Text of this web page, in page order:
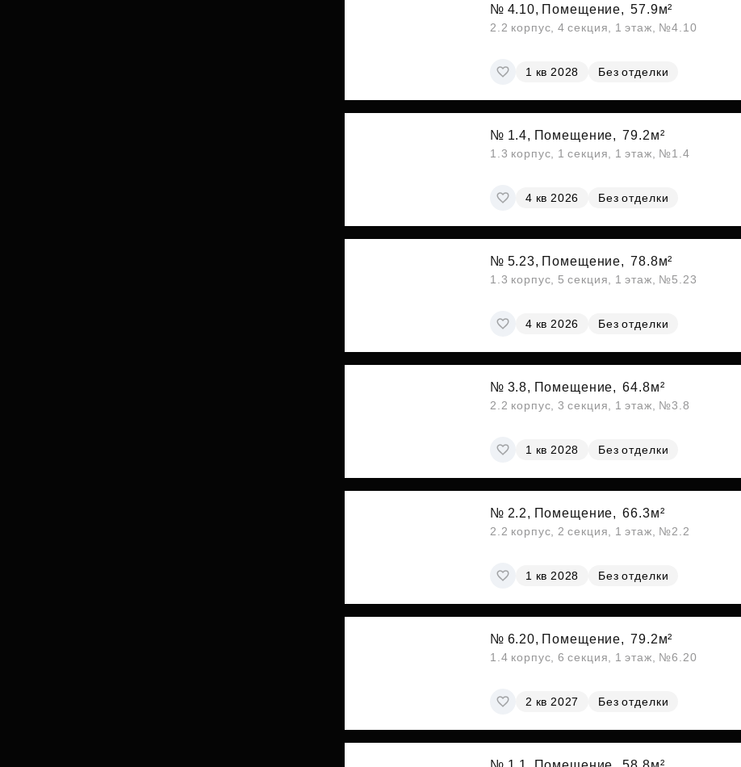
№ 4.10, Помещение, 57.9м²
2.2 корпус, 4 секция, 1 этаж, №4.10
1 кв 2028 Без отделки
№ 1.4, Помещение, 79.2м²
1.3 корпус, 1 секция, 1 этаж, №1.4
4 кв 2026 Без отделки
№ 5.23, Помещение, 78.8м²
1.3 корпус, 5 секция, 1 этаж, №5.23
4 кв 2026 Без отделки
№ 3.8, Помещение, 64.8м²
2.2 корпус, 3 секция, 1 этаж, №3.8
1 кв 2028 Без отделки
№ 2.2, Помещение, 66.3м²
2.2 корпус, 2 секция, 1 этаж, №2.2
1 кв 2028 Без отделки
№ 6.20, Помещение, 79.2м²
1.4 корпус, 6 секция, 1 этаж, №6.20
2 кв 2027 Без отделки